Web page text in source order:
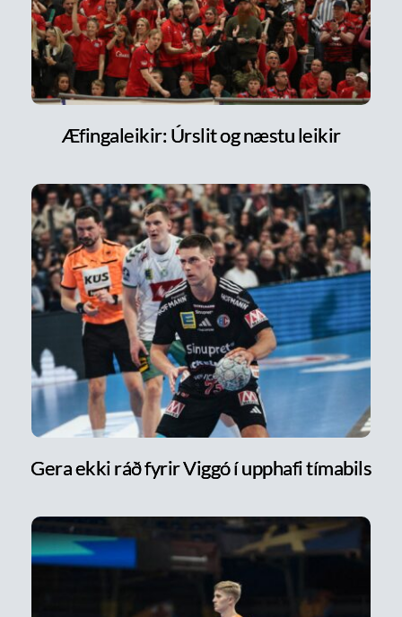
Æfingaleikir: Úrslit og næstu leikir
Gera ekki ráð fyrir Viggó í upphafi tímabils